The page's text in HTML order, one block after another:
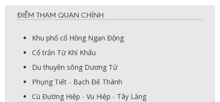
ĐIỂM THAM QUAN CHÍNH
Khu phố cổ Hồng Ngạn Động
Cổ trấn Từ Khí Khẩu
Du thuyền sông Dương Tử
Phụng Tiết - Bạch Đế Thành
Cù Đường Hiệp - Vu Hiệp - Tây Lăng